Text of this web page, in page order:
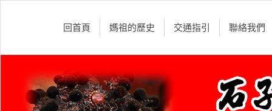
回首頁 媽祖的歷史 交通指引 聯絡我們